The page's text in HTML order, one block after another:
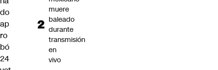
do
ap
ro
bó
24
muere
baleado
durante
transmisión
en
vivo